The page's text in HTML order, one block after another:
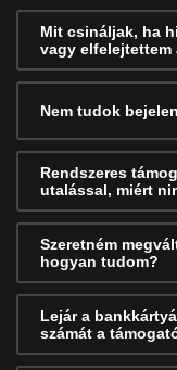
Mit csináljak, ha
vagy elfelejtettem
Nem tudok
Rendszeres
utalással, miért
Szeretném
hogyan tudom?
Lejár a
számát a